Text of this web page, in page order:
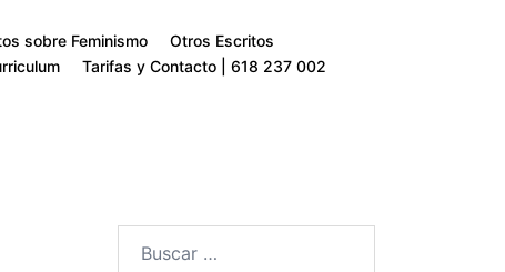
sobre Feminismo
Otros Escritos
Tarifas y Contacto | 618 237 002